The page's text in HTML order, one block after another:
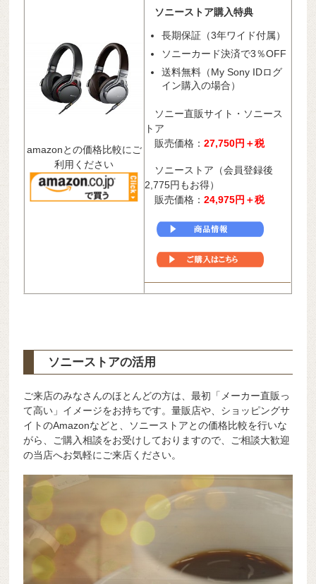
amazonとの価格比較にご
利用ください
ソニーストア購入特典
長期保証（3年ワイド付属）
ソニーカード決済で3％OFF
送料無料（My Sony IDログ
イン購入の場合）
ソニー直販サイト・ソニース
トア
販売価格：27,750円＋税
ソニーストア（会員登録後
2,775円もお得）
販売価格：24,975円＋税
ソニーストアの活用
ご来店のみなさんのほとんどの方は、最初「メーカー直販っ
て高い」イメージをお持ちです。量販店や、ショッピングサ
イトのAmazonなどと、ソニーストアとの価格比較を行いな
がら、ご購入相談をお受けしておりますので、ご相談大歓迎
の当店へお気軽にご来店ください。